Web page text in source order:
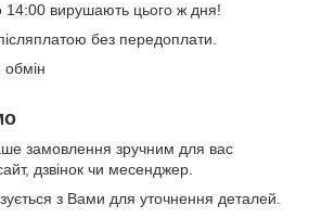
вирушають цього ж дня!
без передоплати.
замовлення зручним для вас
дзвінок чи месенджер.
з Вами для уточнення деталей.